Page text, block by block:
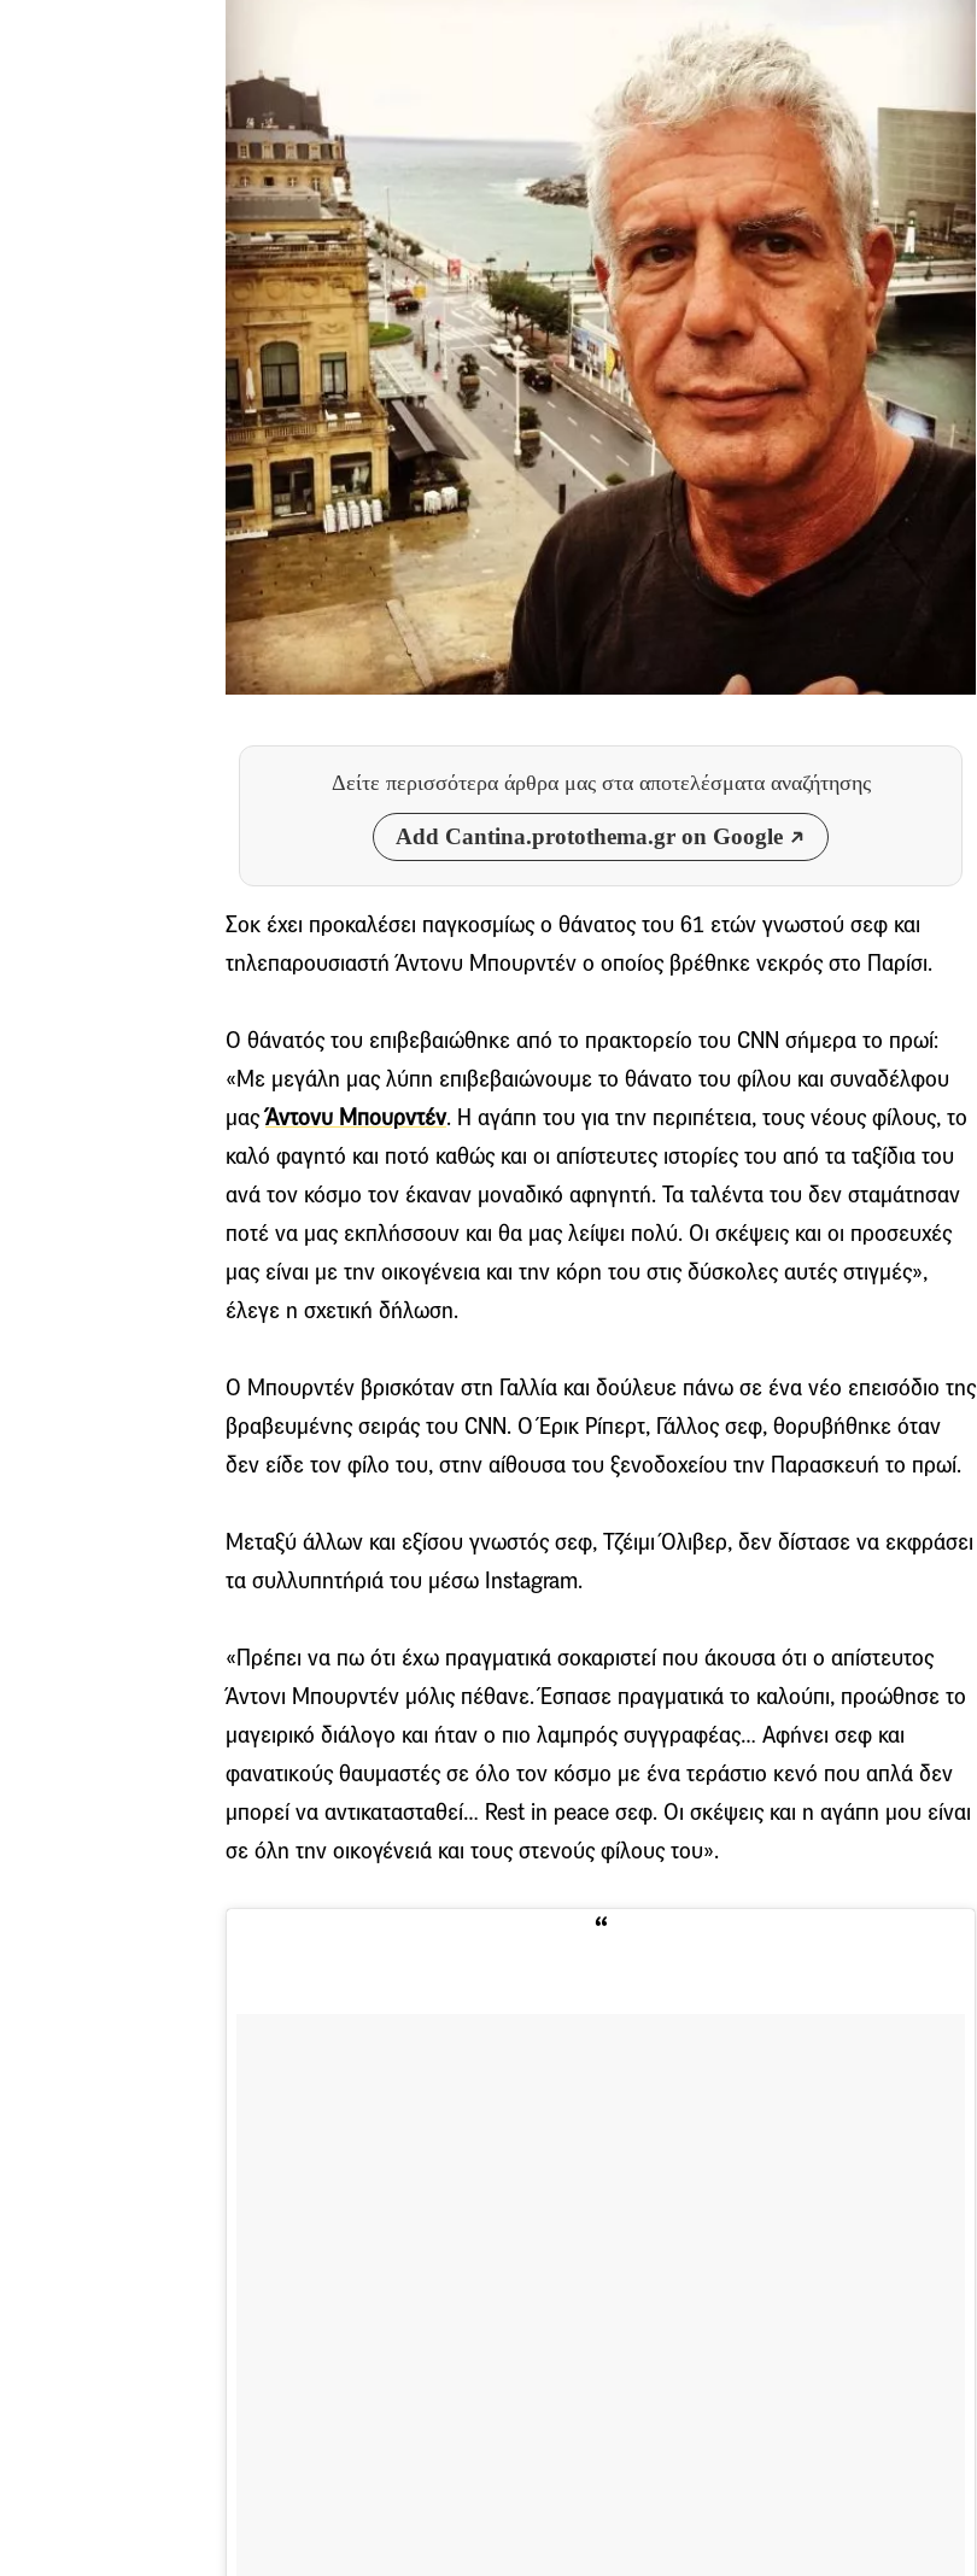
Δείτε περισσότερα άρθρα μας στα αποτελέσματα αναζήτησης
Add Cantina.protothema.gr on Google
Σοκ έχει προκαλέσει παγκοσμίως ο θάνατος του 61 ετών γνωστού σεφ και
τηλεπαρουσιαστή Άντονυ Μπουρντέν ο οποίος βρέθηκε νεκρός στο Παρίσι.
Ο θάνατός του επιβεβαιώθηκε από το πρακτορείο του CNN σήμερα το πρωί:
«Με μεγάλη μας λύπη επιβεβαιώνουμε το θάνατο του φίλου και συναδέλφου
μαςΆντονυ Μπουρντέν. Η αγάπη του για την περιπέτεια, τους νέους φίλους, το
καλό φαγητό και ποτό καθώς και οι απίστευτες ιστορίες του από τα ταξίδια του
ανά τον κόσμο τον έκαναν μοναδικό αφηγητή. Τα ταλέντα του δεν σταμάτησαν
ποτέ να μας εκπλήσσουν και θα μας λείψει πολύ. Οι σκέψεις και οι προσευχές
μας είναι με την οικογένεια και την κόρη του στις δύσκολες αυτές στιγμές»,
έλεγε η σχετική δήλωση.
Ο Μπουρντέν βρισκόταν στη Γαλλία και δούλευε πάνω σε ένα νέο επεισόδιο της
βραβευμένης σειράς του CNN. Ο Έρικ Ρίπερτ, Γάλλος σεφ, θορυβήθηκε όταν
δεν είδε τον φίλο του, στην αίθουσα του ξενοδοχείου την Παρασκευή το πρωί.
Μεταξύ άλλων και εξίσου γνωστός σεφ, Τζέιμι Όλιβερ, δεν δίστασε να εκφράσει
τα συλλυπητήριά του μέσω Instagram.
«Πρέπει να πω ότι έχω πραγματικά σοκαριστεί που άκουσα ότι ο απίστευτος
Άντονι Μπουρντέν μόλις πέθανε. Έσπασε πραγματικά το καλούπι, προώθησε το
μαγειρικό διάλογο και ήταν ο πιο λαμπρός συγγραφέας… Αφήνει σεφ και
φανατικούς θαυμαστές σε όλο τον κόσμο με ένα τεράστιο κενό που απλά δεν
μπορεί να αντικατασταθεί… Rest in peace σεφ. Οι σκέψεις και η αγάπη μου είναι
σε όλη την οικογένειά και τους στενούς φίλους του».